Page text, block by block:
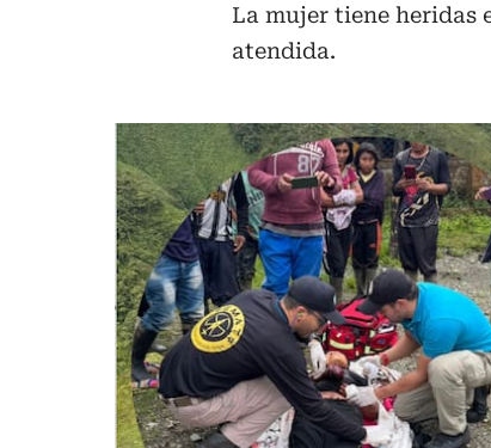
La mujer tiene heridas
atendida.